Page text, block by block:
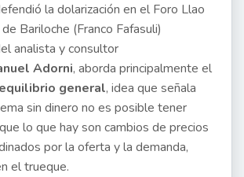
la dolarización en el Foro Llao
Bariloche (Franco Fafasuli)
analista y consultor
Adorni, aborda principalmente el
equilibrio general, idea que señala
sin dinero no es posible tener
lo que hay son cambios de precios
por la oferta y la demanda,
el trueque.